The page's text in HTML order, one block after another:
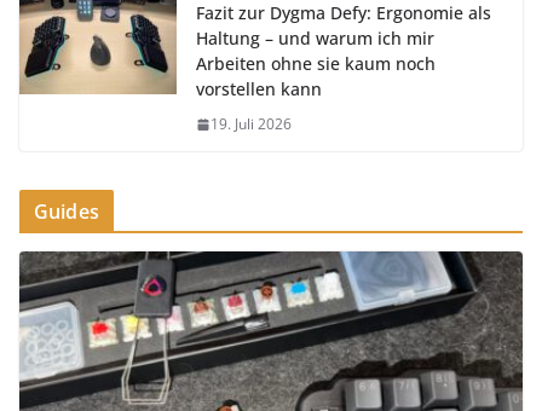
Fazit zur Dygma Defy: Ergonomie als
Haltung – und warum ich mir
Arbeiten ohne sie kaum noch
vorstellen kann
19. Juli 2026
Guides